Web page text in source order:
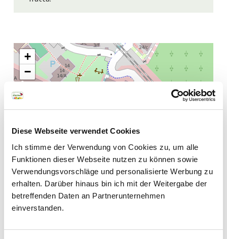
Diese Webseite verwendet Cookies
Ich stimme der Verwendung von Cookies zu, um alle
Funktionen dieser Webseite nutzen zu können sowie
Verwendungsvorschläge und personalisierte Werbung zu
erhalten. Darüber hinaus bin ich mit der Weitergabe der
betreffenden Daten an Partnerunternehmen
einverstanden.
Newsletter
Vuoi scoprire i sapori
autentici del nostro
territorio? Iscriviti alla
newsletter dei prodotti
di qualità dell’Alto
+
−